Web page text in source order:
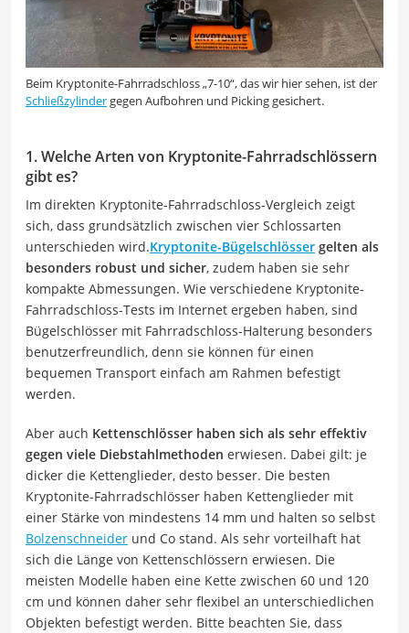
Beim Kryptonite-Fahrradschloss „7-10“, das wir hier sehen, ist der
Schließzylindergegen Aufbohren und Picking gesichert.
1. Welche Arten von Kryptonite-Fahrradschlössern
gibt es?
Im direkten Kryptonite-Fahrradschloss-Vergleich zeigt
sich, dass grundsätzlich zwischen vier Schlossarten
unterschieden wird.Kryptonite-Bügelschlösser gelten als
besonders robust und sicher, zudem haben sie sehr
kompakte Abmessungen. Wie verschiedene Kryptonite-
Fahrradschloss-Tests im Internet ergeben haben, sind
Bügelschlösser mit Fahrradschloss-Halterung besonders
benutzerfreundlich, denn sie können für einen
bequemen Transport einfach am Rahmen befestigt
werden.
Aber auch Kettenschlösser haben sich als sehr effektiv
gegen viele Diebstahlmethoden erwiesen. Dabei gilt: je
dicker die Kettenglieder, desto besser. Die besten
Kryptonite-Fahrradschlösser haben Kettenglieder mit
einer Stärke von mindestens 14 mm und halten so selbst
Bolzenschneider und Co stand. Als sehr vorteilhaft hat
sich die Länge von Kettenschlössern erwiesen. Die
meisten Modelle haben eine Kette zwischen 60 und 120
cm und können daher sehr flexibel an unterschiedlichen
Objekten befestigt werden. Bitte beachten Sie, dass